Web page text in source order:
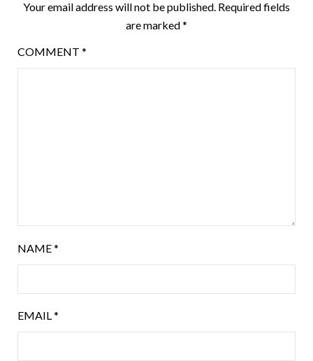
Your email address will not be published. Required fields
are marked*
COMMENT *
NAME*
EMAIL*